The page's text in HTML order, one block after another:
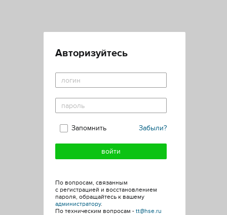
Авторизуйтесь
Забыли?
Запомнить
По вопросам, связанным
с регистрацией и восстановлением
пароля, обращайтесь к вашему
администратору.
По техническим вопросам - tt@hse.ru